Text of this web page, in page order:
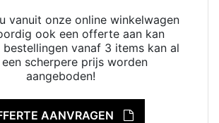
vanuit onze online winkelwagen
ook een offerte aan kan
bestellingen vanaf 3 items kan al
scherpere prijs worden
aangeboden!
AANVRAGEN